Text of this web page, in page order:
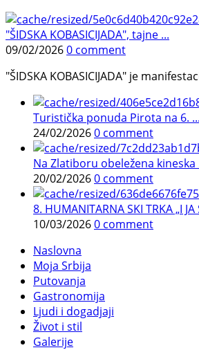
"ŠIDSKA KOBASICIJADA", tajne ...
09/02/20260 comment
"ŠIDSKA KOBASICIJADA" je
Turistička ponuda Pirota na 6. ...
24/02/20260 comment
Na Zlatiboru obeležena kineska
20/02/20260 comment
8. HUMANITARNA SKI TRKA „I JA
10/03/20260 comment
Naslovna
Moja Srbija
Putovanja
Gastronomija
Ljudi i dogadjaji
Život i stil
Galerije